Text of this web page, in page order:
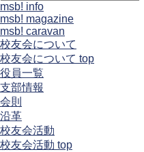
msb! info
msb! magazine
msb! caravan
校友会について
校友会について top
役員一覧
支部情報
会則
沿革
校友会活動
校友会活動 top